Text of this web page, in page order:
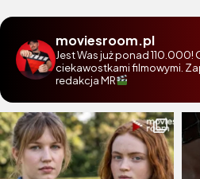
moviesroom.pl
Jest Was już ponad
ciekawostkami filmowymi.
redakcja MR